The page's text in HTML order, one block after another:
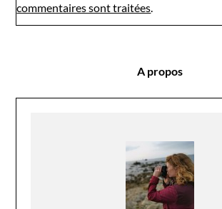
commentaires sont traitées.
A propos